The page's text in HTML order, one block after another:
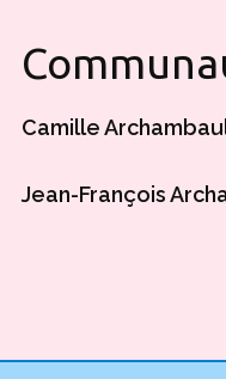
Camille
Jean-François